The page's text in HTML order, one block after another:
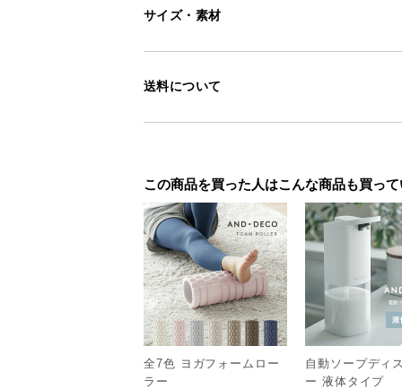
サイズ・素材
送料について
この商品を買った人はこんな商品も買っ
全7色 ヨガフォームロー
ラー
自動ソープディ
ー 液体タイプ